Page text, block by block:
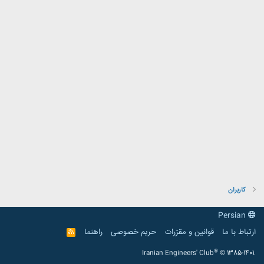
کاربران
ارتباط با ما
قوانین و مقرّرات حریم خصوصی راهنما
R
S
Iranian Engineers' Club® © 1385-1401.